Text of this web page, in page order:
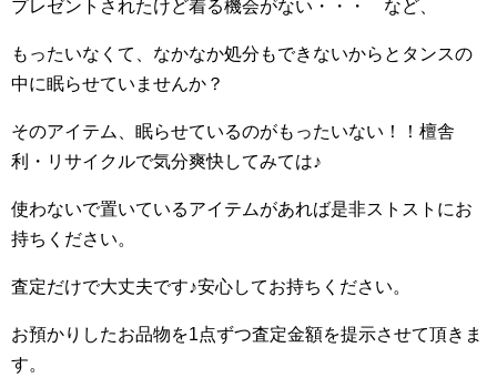
プレゼントされたけど着る機会がない・・・ など、
もったいなくて、なかなか処分もできないからとタンスの
中に眠らせていませんか？
そのアイテム、眠らせているのがもったいない！！檀舎
利・リサイクルで気分爽快してみては♪
使わないで置いているアイテムがあれば是非ストストにお
持ちください。
査定だけで大丈夫です♪安心してお持ちください。
お預かりしたお品物を1点ずつ査定金額を提示させて頂きま
す。